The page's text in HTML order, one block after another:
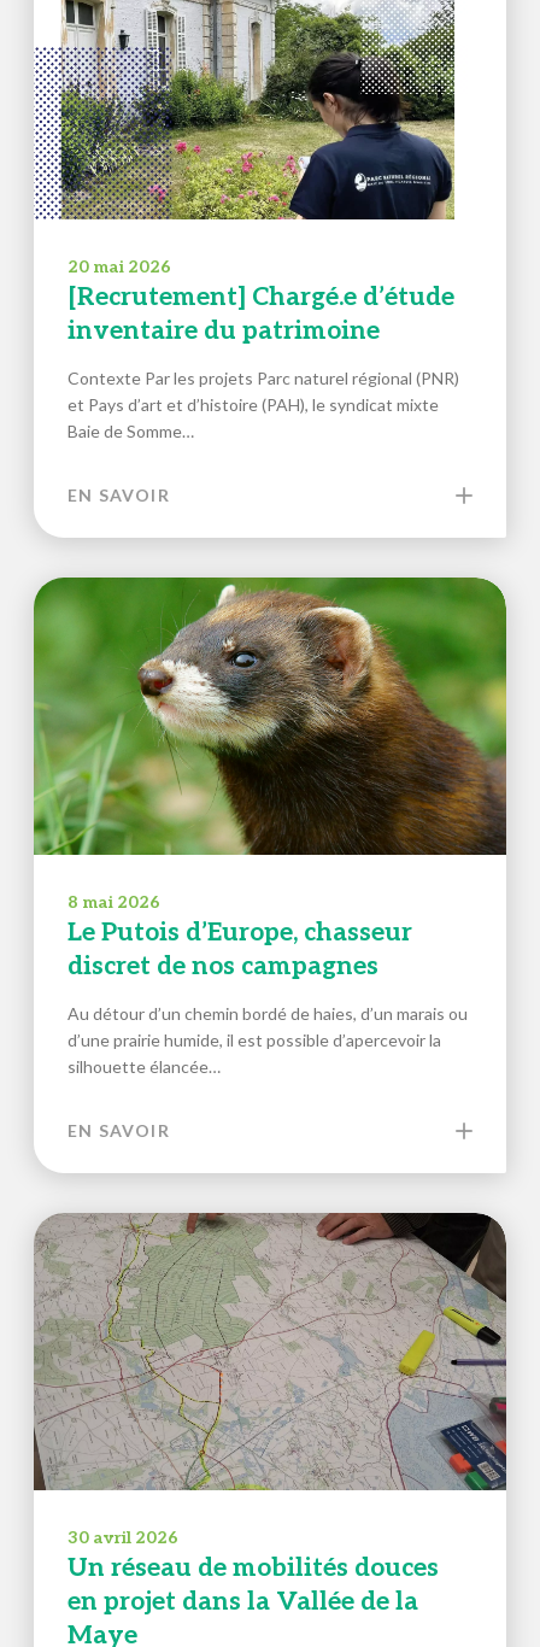
20 mai 2026
[Recrutement] Chargé.e d’étude
inventaire du patrimoine
Contexte Par les projets Parc naturel régional (PNR)
et Pays d’art et d’histoire (PAH), le syndicat mixte
Baie de Somme…
EN SAVOIR
8 mai 2026
Le Putois d’Europe, chasseur
discret de nos campagnes
Au détour d’un chemin bordé de haies, d’un marais ou
d’une prairie humide, il est possible d’apercevoir la
silhouette élancée…
EN SAVOIR
30 avril 2026
Un réseau de mobilités douces
en projet dans la Vallée de la
Maye